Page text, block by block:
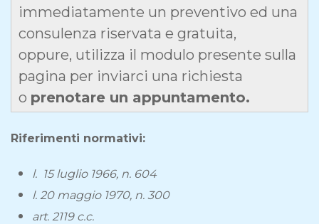
immediatamente un preventivo ed una
consulenza riservata e gratuita,
oppure, utilizza il modulo presente sulla
pagina per inviarci una richiesta
o prenotare un appuntamento.
Riferimenti normativi:
l. 15 luglio 1966, n. 604
l. 20 maggio 1970, n. 300
art. 2119 c.c.